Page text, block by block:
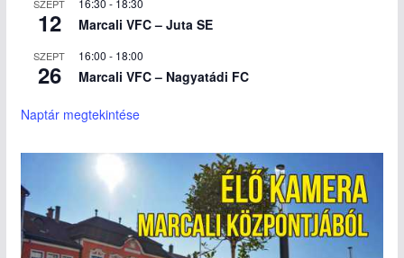
SZEPT
12
16:30 - 18:30
Marcali VFC – Juta SE
SZEPT
26
16:00 - 18:00
Marcali VFC – Nagyatádi FC
Naptár megtekintése